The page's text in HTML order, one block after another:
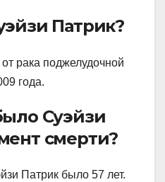
Патрик?
рака поджелудочной
года.
Суэйзи
смерти?
Патрик было 57 лет.